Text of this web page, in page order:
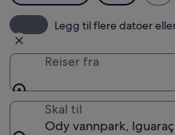
Legg til flere datoer
Reiser fra
Skal til
Ody vannpark,